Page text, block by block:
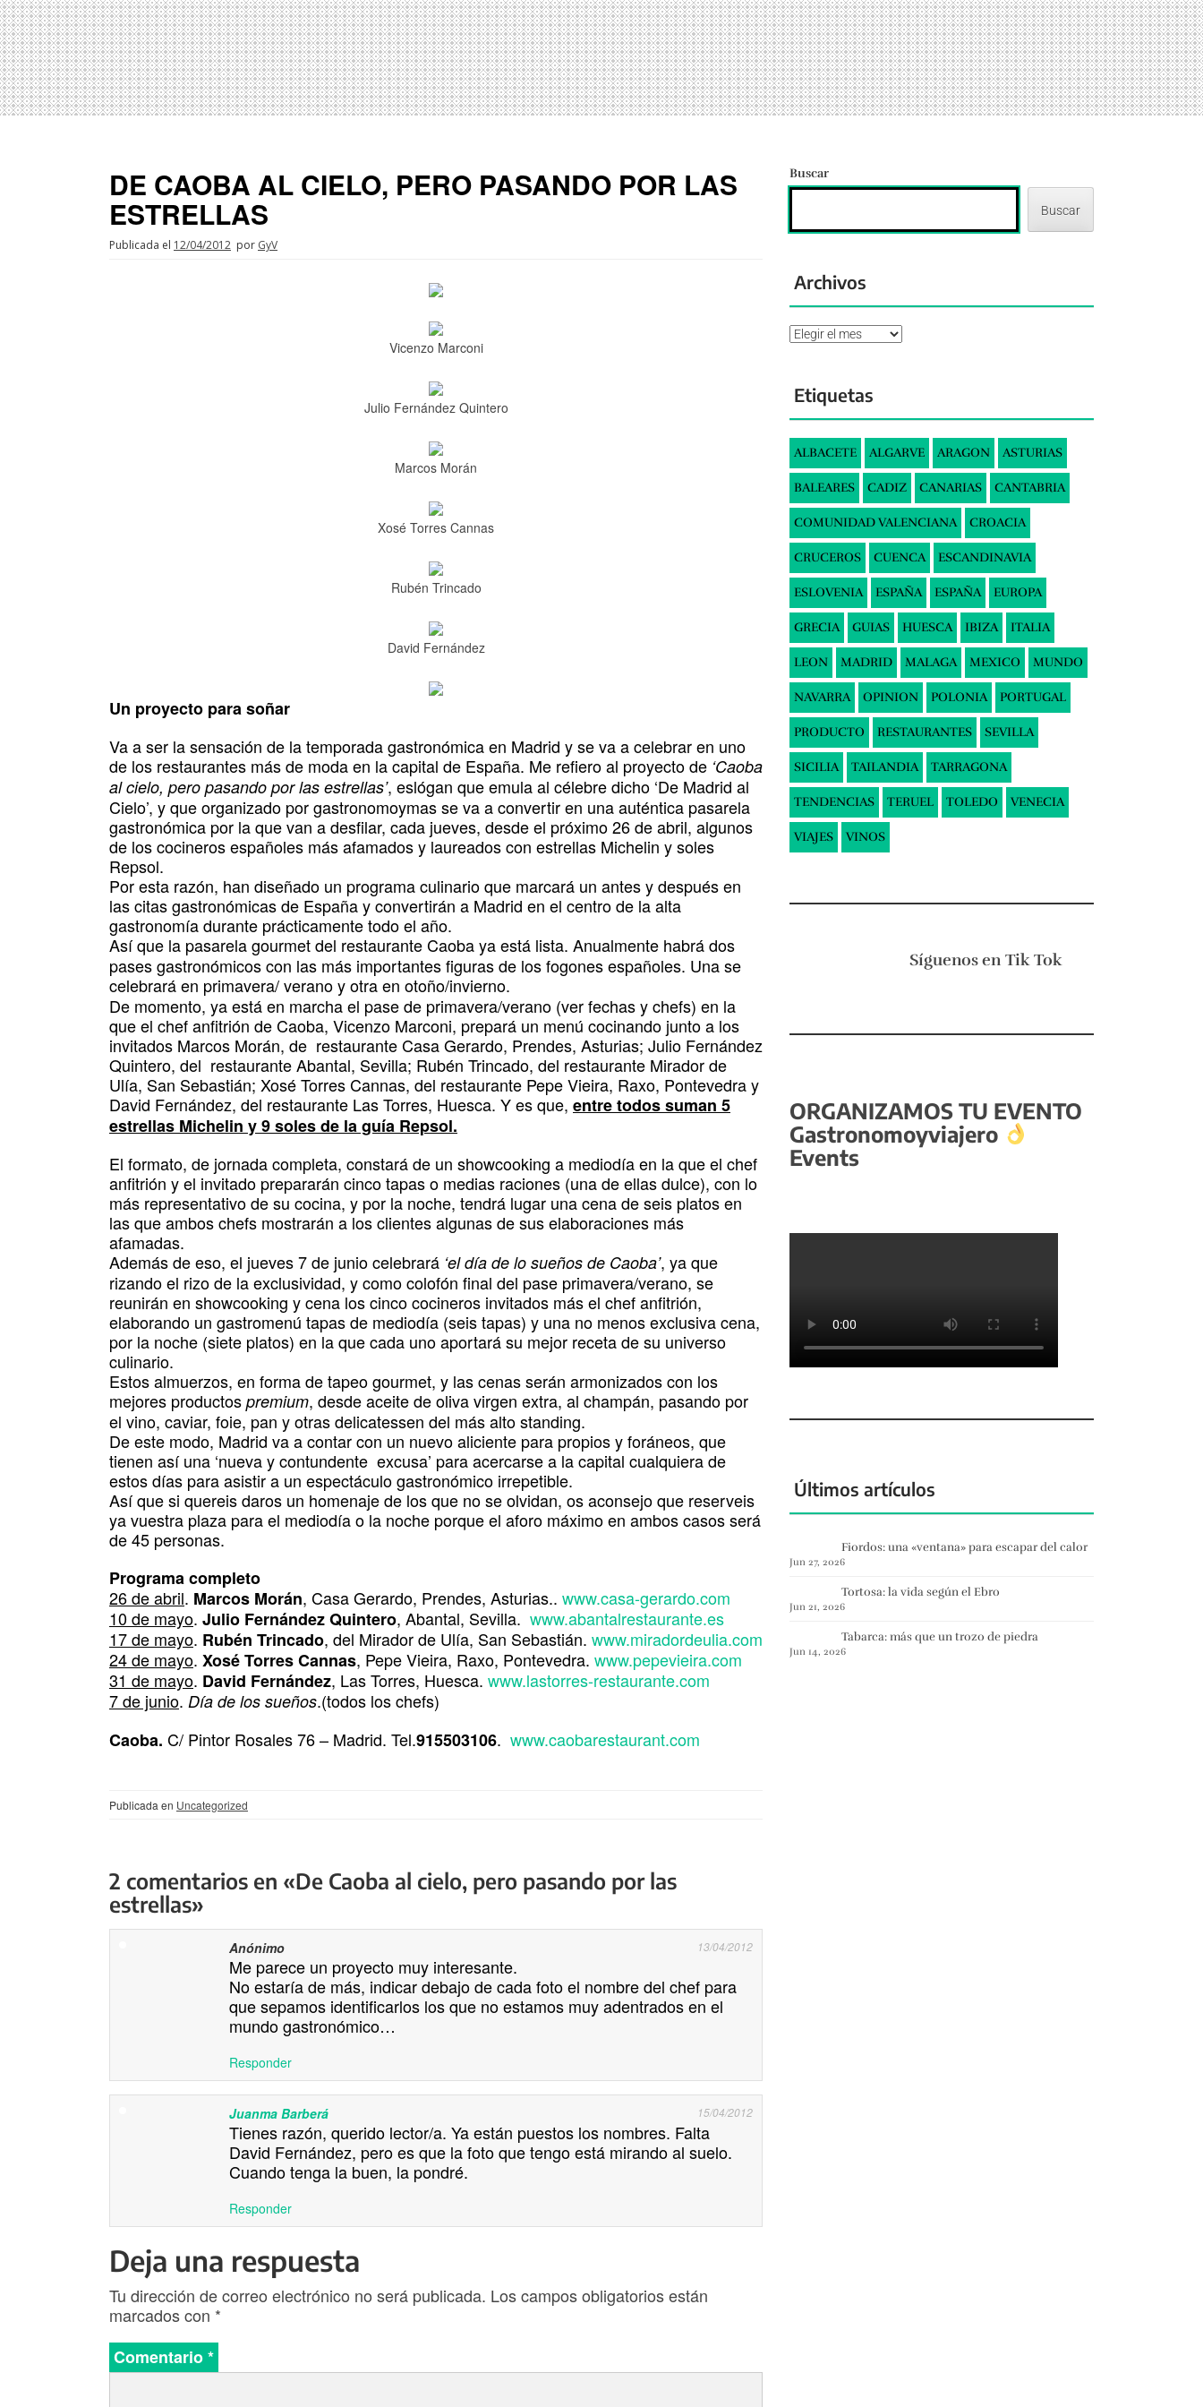
DE CAOBA AL CIELO, PERO PASANDO POR LAS
ESTRELLAS
Publicada el 12/04/2012 por GyV
Vicenzo Marconi
Julio Fernández Quintero
Marcos Morán
Xosé Torres Cannas
Rubén Trincado
David Fernández
Un proyecto para soñar
Va a ser la sensación de la temporada gastronómica en Madrid y se va a celebrar en uno
de los restaurantes más de moda en la capital de España. Me refiero al proyecto de ‘Caoba
al cielo, pero pasando por las estrellas’, eslógan que emula al célebre dicho ‘De Madrid al
Cielo’, y que organizado por gastronomoymas se va a convertir en una auténtica pasarela
gastronómica por la que van a desfilar, cada jueves, desde el próximo 26 de abril, algunos
de los cocineros españoles más afamados y laureados con estrellas Michelin y soles
Repsol.
Por esta razón, han diseñado un programa culinario que marcará un antes y después en
las citas gastronómicas de España y convertirán a Madrid en el centro de la alta
gastronomía durante prácticamente todo el año.
Así que la pasarela gourmet del restaurante Caoba ya está lista. Anualmente habrá dos
pases gastronómicos con las más importantes figuras de los fogones españoles. Una se
celebrará en primavera/ verano y otra en otoño/invierno.
De momento, ya está en marcha el pase de primavera/verano (ver fechas y chefs) en la
que el chef anfitrión de Caoba, Vicenzo Marconi, prepará un menú cocinando junto a los
invitados Marcos Morán, de restaurante Casa Gerardo, Prendes, Asturias; Julio Fernández
Quintero, del restaurante Abantal, Sevilla; Rubén Trincado, del restaurante Mirador de
Ulía, San Sebastián; Xosé Torres Cannas, del restaurante Pepe Vieira, Raxo, Pontevedra y
David Fernández, del restaurante Las Torres, Huesca. Y es que, entre todos suman 5
estrellas Michelin y 9 soles de la guía Repsol.
El formato, de jornada completa, constará de un showcooking a mediodía en la que el chef
anfitrión y el invitado prepararán cinco tapas o medias raciones (una de ellas dulce), con lo
más representativo de su cocina, y por la noche, tendrá lugar una cena de seis platos en
las que ambos chefs mostrarán a los clientes algunas de sus elaboraciones más
afamadas.
Además de eso, el jueves 7 de junio celebrará ‘el día de lo sueños de Caoba’, ya que
rizando el rizo de la exclusividad, y como colofón final del pase primavera/verano, se
reunirán en showcooking y cena los cinco cocineros invitados más el chef anfitrión,
elaborando un gastromenú tapas de mediodía (seis tapas) y una no menos exclusiva cena,
por la noche (siete platos) en la que cada uno aportará su mejor receta de su universo
culinario.
Estos almuerzos, en forma de tapeo gourmet, y las cenas serán armonizados con los
mejores productos premium, desde aceite de oliva virgen extra, al champán, pasando por
el vino, caviar, foie, pan y otras delicatessen del más alto standing.
De este modo, Madrid va a contar con un nuevo aliciente para propios y foráneos, que
tienen así una ‘nueva y contundente excusa’ para acercarse a la capital cualquiera de
estos días para asistir a un espectáculo gastronómico irrepetible.
Así que si quereis daros un homenaje de los que no se olvidan, os aconsejo que reserveis
ya vuestra plaza para el mediodía o la noche porque el aforo máximo en ambos casos será
de 45 personas.
Programa completo
26 de abril. Marcos Morán, Casa Gerardo, Prendes, Asturias.. www.casa-gerardo.com
10 de mayo. Julio Fernández Quintero, Abantal, Sevilla. www.abantalrestaurante.es
17 de mayo. Rubén Trincado, del Mirador de Ulía, San Sebastián. www.miradordeulia.com
24 de mayo. Xosé Torres Cannas, Pepe Vieira, Raxo, Pontevedra. www.pepevieira.com
31 de mayo. David Fernández, Las Torres, Huesca. www.lastorres-restaurante.com
7 de junio. Día de los sueños.(todos los chefs)
Caoba. C/ Pintor Rosales 76 – Madrid. Tel.915503106. www.caobarestaurant.com
Publicada en Uncategorized
2 comentarios en «De Caoba al cielo, pero pasando por las
estrellas»
Anónimo 13/04/2012
Me parece un proyecto muy interesante.
No estaría de más, indicar debajo de cada foto el nombre del chef para
que sepamos identificarlos los que no estamos muy adentrados en el
mundo gastronómico…
Responder
Juanma Barberá 15/04/2012
Tienes razón, querido lector/a. Ya están puestos los nombres. Falta
David Fernández, pero es que la foto que tengo está mirando al suelo.
Cuando tenga la buen, la pondré.
Responder
Deja una respuesta
Tu dirección de correo electrónico no será publicada. Los campos obligatorios están
marcados con *
Comentario*
Buscar
Buscar
Archivos
Archivos
Etiquetas
ALBACETE ALGARVE ARAGON ASTURIAS
BALEARES CADIZ CANARIAS CANTABRIA
COMUNIDAD VALENCIANA CROACIA
CRUCEROS CUENCA ESCANDINAVIA
ESLOVENIA ESPAÑA ESPAÑA EUROPA
GRECIA GUIAS HUESCA IBIZA ITALIA
LEON MADRID MALAGA MEXICO MUNDO
NAVARRA OPINION POLONIA PORTUGAL
PRODUCTO RESTAURANTES SEVILLA
SICILIA TAILANDIA TARRAGONA
TENDENCIAS TERUEL TOLEDO VENECIA
VIAJES VINOS
Síguenos en Tik Tok
ORGANIZAMOS TU EVENTO
Gastronomoyviajero
Events
Últimos artículos
Fiordos: una «ventana» para escapar del calor
Jun 27, 2026
Tortosa: la vida según el Ebro
Jun 21, 2026
Tabarca: más que un trozo de piedra
Jun 14, 2026